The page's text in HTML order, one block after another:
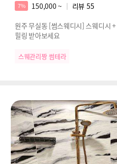
7% 150,000 ~ 리뷰 55
원주 무실동 [썸스웨디시] 스웨디시
힐링 받아보세요
스웨관리짱 썸테라